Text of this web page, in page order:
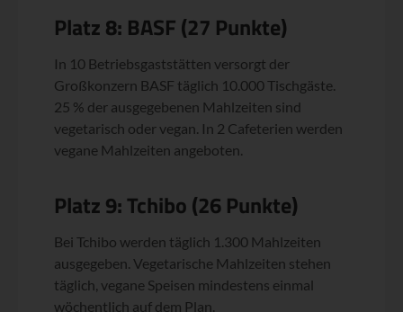
Platz 8: BASF (27 Punkte)
In 10 Betriebsgaststätten versorgt der
Großkonzern BASF täglich 10.000 Tischgäste.
25 % der ausgegebenen Mahlzeiten sind
vegetarisch oder vegan. In 2 Cafeterien werden
vegane Mahlzeiten angeboten.
Platz 9: Tchibo (26 Punkte)
Bei Tchibo werden täglich 1.300 Mahlzeiten
ausgegeben. Vegetarische Mahlzeiten stehen
täglich, vegane Speisen mindestens einmal
wöchentlich auf dem Plan.